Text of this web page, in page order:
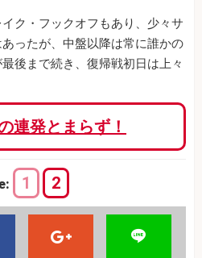
ク・フックオフもあり、少々サ
ったが、中盤以降は常に誰かの
後まで続き、復帰戦初日は上々
連発とまらず！
1 2